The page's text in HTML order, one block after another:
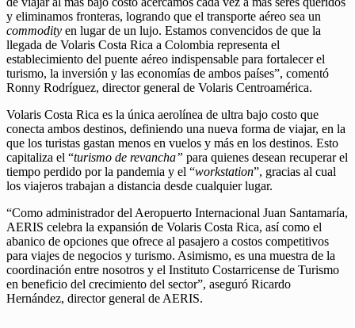
y eliminamos fronteras, logrando que el transporte aéreo sea un
commodity en lugar de un lujo. Estamos convencidos de que la
llegada de Volaris Costa Rica a Colombia representa el
establecimiento del puente aéreo indispensable para fortalecer el
turismo, la inversión y las economías de ambos países”, comentó
Ronny Rodríguez, director general de Volaris Centroamérica.
Volaris Costa Rica es la única aerolínea de ultra bajo costo que
conecta ambos destinos, definiendo una nueva forma de viajar, en la
que los turistas gastan menos en vuelos y más en los destinos. Esto
capitaliza el “turismo de revancha” para quienes desean recuperar el
tiempo perdido por la pandemia y el “workstation”, gracias al cual
los viajeros trabajan a distancia desde cualquier lugar.
“Como administrador del Aeropuerto Internacional Juan Santamaría,
AERIS celebra la expansión de Volaris Costa Rica, así como el
abanico de opciones que ofrece al pasajero a costos competitivos
para viajes de negocios y turismo. Asimismo, es una muestra de la
coordinación entre nosotros y el Instituto Costarricense de Turismo
en beneficio del crecimiento del sector”, aseguró Ricardo
Hernández, director general de AERIS.